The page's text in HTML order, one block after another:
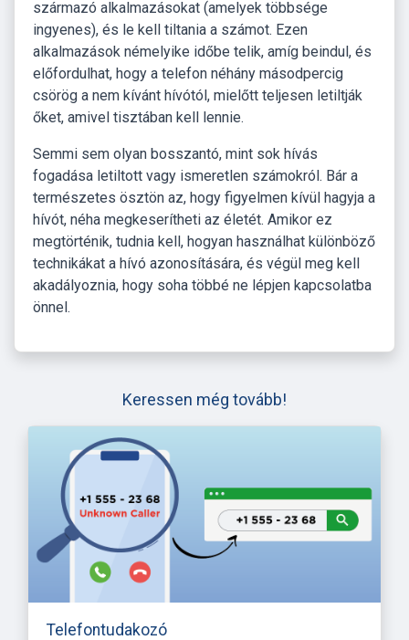
származó alkalmazásokat (amelyek többsége
ingyenes), és le kell tiltania a számot. Ezen
alkalmazások némelyike időbe telik, amíg beindul, és
előfordulhat, hogy a telefon néhány másodpercig
csörög a nem kívánt hívótól, mielőtt teljesen letiltják
őket, amivel tisztában kell lennie.
Semmi sem olyan bosszantó, mint sok hívás
fogadása letiltott vagy ismeretlen számokról. Bár a
természetes ösztön az, hogy figyelmen kívül hagyja a
hívót, néha megkeserítheti az életét. Amikor ez
megtörténik, tudnia kell, hogyan használhat különböző
technikákat a hívó azonosítására, és végül meg kell
akadályoznia, hogy soha többé ne lépjen kapcsolatba
önnel.
Keressen még tovább!
Telefontudakozó